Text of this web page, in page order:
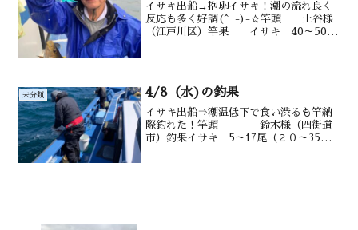
イサキ出船→抱卵イサキ！潮の流れ良く
反応も多く好調(^_-)-☆竿頭 土谷様
（江戸川区）竿果 イサキ 40～50匹
未分類 4/8（水)の釣果
イサキ出船⇒潮温低下で食い渋るも竿納
際釣れた！竿頭 鈴木様（四街道
市）釣果イサキ 5～17尾（２０～35㎝